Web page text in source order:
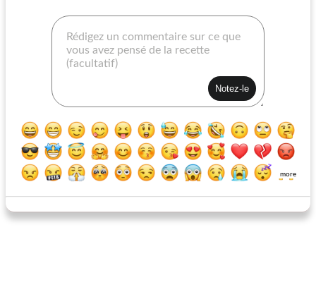
courge d'érable navet et pommes
more